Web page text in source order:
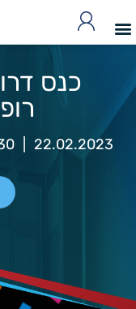
כנס
22.02.2023